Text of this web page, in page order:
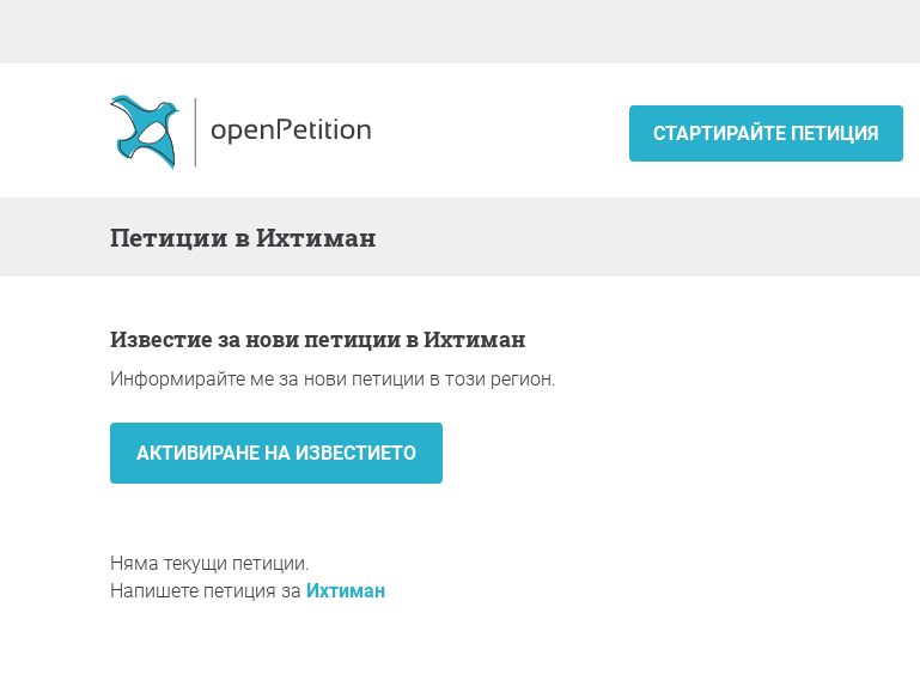
СТАРТИРАЙТЕ ПЕТИЦИЯ
Петиции в Ихтиман
Известие за нови петиции в Ихтиман
Информирайте ме за нови петиции в този регион.
Няма текущи петиции.
Напишете петиция за Ихтиман